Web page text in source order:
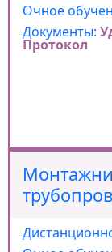
Очное
Документы:
Протокол